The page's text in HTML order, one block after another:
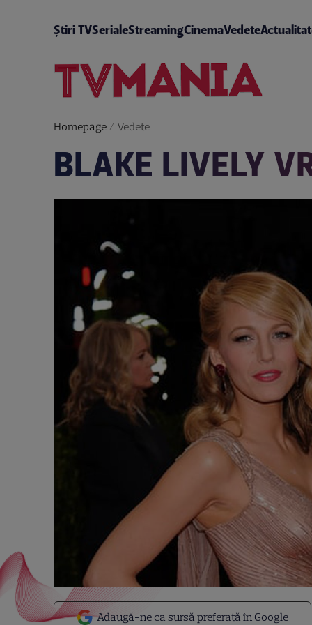
Știri TVSerialeStreamingCinemaVedete
Homepage/ Vedete
BLAKE LIVELY
Adaugă-ne ca sursă preferată în Google